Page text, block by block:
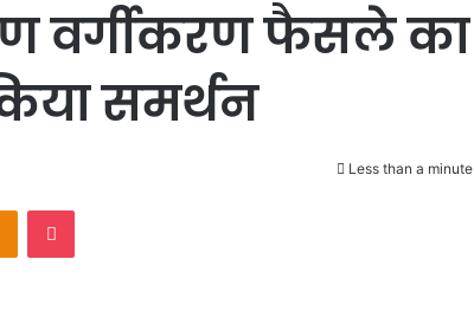
वर्गीकरण फैसले का
समर्थन
Less than a minute
Odnoklassniki
Pocket